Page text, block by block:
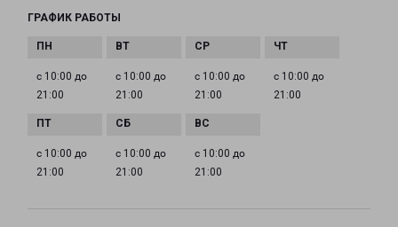
ГРАФИК РАБОТЫ
с 10:00 до
21:00
с 10:00 до
21:00
с 10:00 до
21:00
с 10:00 до
21:00
с 10:00 до
21:00
с 10:00 до
21:00
с 10:00 до
21:00